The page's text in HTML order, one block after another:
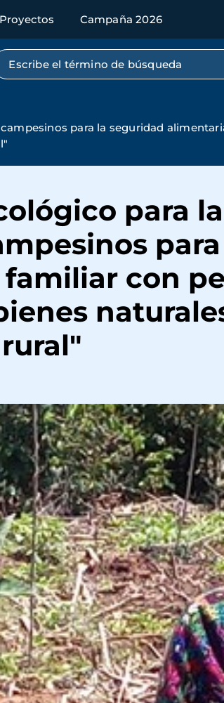
Proyectos Campaña 2026
Búsqueda por texto completo
para la seguridad
para
con